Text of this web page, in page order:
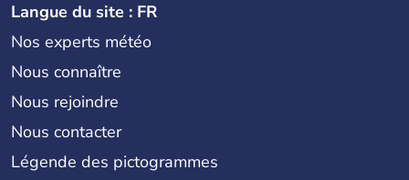
Langue du site : FR
Nos experts météo
Nous connaître
Nous rejoindre
Nous contacter
Légende des pictogrammes